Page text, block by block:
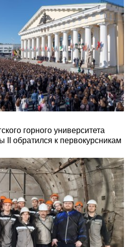
горного университета
II обратился к первокурсникам